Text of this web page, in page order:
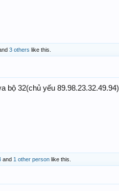
3 others like this.
bộ 32(chủ yếu 89.98.23.32.49.94)
and 1 other person like this.